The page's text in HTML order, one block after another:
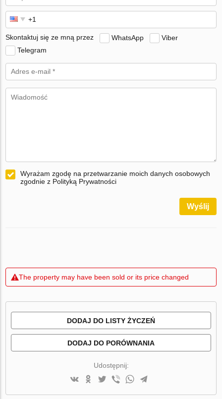
Skontaktuj się ze mną przez WhatsApp
Viber
Telegram
Wyrażam zgodę na przetwarzanie moich danych osobowych
zgodnie z Polityką Prywatności
Wyślij
The property may have been sold or its price changed
DODAJ DO LISTY ŻYCZEŃ
DODAJ DO PORÓWNANIA
Udostępnij: